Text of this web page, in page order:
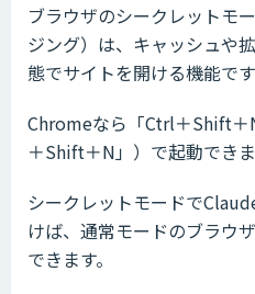
ブラウザのシークレットモ
ジング）は、キャッシュや
態でサイトを開ける機能です
Chromeなら「Ctrl＋Shift
＋Shift＋N」）で起動できま
シークレットモードで
けば、通常モードのブラウ
できます。